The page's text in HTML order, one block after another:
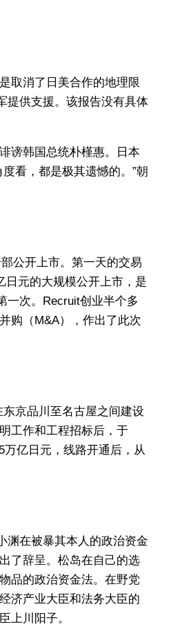
取消了日美合作的地理限
提供支援。该报告没有具体
谤韩国总统朴槿惠。日本
看，都是极其遗憾的。”朝
公开上市。第一天的交易
日元的大规模公开上市，是
一次。Recruit创业半个多
购（M&A），作出了此次
京品川至名古屋之间建设
工作和工程招标后，于
亿日元，线路开通后，从
渊在被暴其本人的政治资金
了辞呈。松岛在自己的选
品的政治资金法。在野党
济产业大臣和法务大臣的
上川阳子。